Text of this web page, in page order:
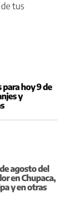
tus
para hoy 9 de
y
agosto del
en Chupaca,
y en otras